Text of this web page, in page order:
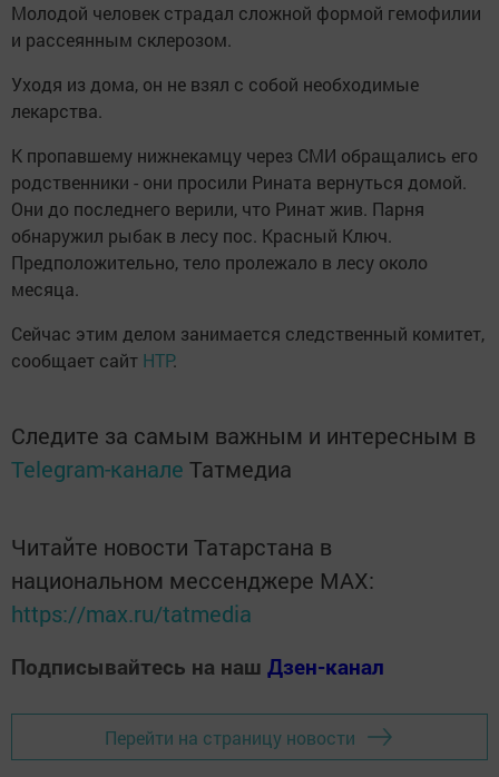
Молодой человек страдал сложной формой гемофилии
и рассеянным склерозом.
Уходя из дома, он не взял с собой необходимые
лекарства.
К пропавшему нижнекамцу через СМИ обращались его
родственники - они просили Рината вернуться домой.
Они до последнего верили, что Ринат жив. Парня
обнаружил рыбак в лесу пос. Красный Ключ.
Предположительно, тело пролежало в лесу около
месяца.
Сейчас этим делом занимается следственный комитет,
сообщает сайт НТР.
Следите за самым важным и интересным в
Telegram-канале Татмедиа
Читайте новости Татарстана в
национальном мессенджере MАХ:
https://max.ru/tatmedia
Подписывайтесь на наш Дзен-канал
Перейти на страницу новости